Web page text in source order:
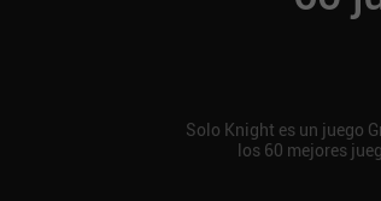
Solo Knight es un juego
los 60 mejores